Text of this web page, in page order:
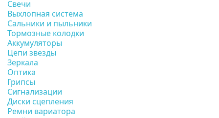
Свечи
Выхлопная система
Сальники и пыльники
Тормозные колодки
Аккумуляторы
Цепи звезды
Зеркала
Оптика
Грипсы
Сигнализации
Диски сцепления
Ремни вариатора